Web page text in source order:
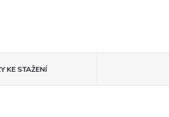
KE STAŽENÍ